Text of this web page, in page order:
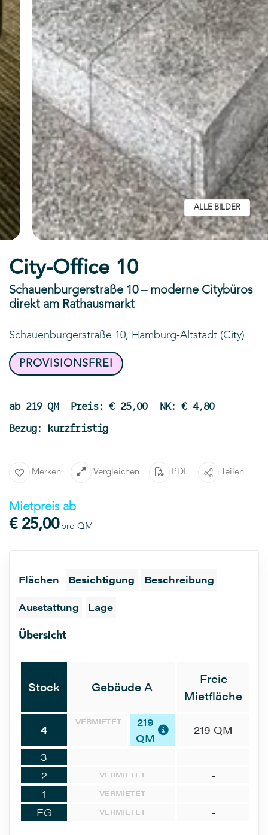
ALLE BILDER
City-Office 10
Schauenburgerstraße 10 – moderne Citybüros
direkt am Rathausmarkt
Schauenburgerstraße 10, Hamburg-Altstadt (City)
PROVISIONSFREI
ab 219 QM Preis: € 25,00
NK: € 4,80
Bezug: kurzfristig
Merken Vergleichen PDF Teilen
Mietpreis ab
€ 25,00 pro QM
Flächen Besichtigung
Beschreibung
Ausstattung
Lage
Übersicht
Stock Gebäude A
Freie
Mietfläche
4
VERMIETET
219
QM
219 QM
3
-
2
VERMIETET
-
1
VERMIETET
-
EG
VERMIETET -